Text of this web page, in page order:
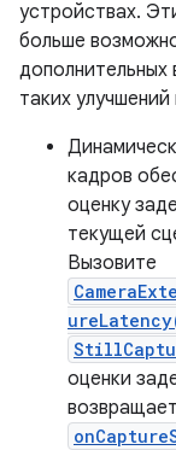
устройствах.
больше
таких
кадров
оценку
текущей
Вызовите
оценки